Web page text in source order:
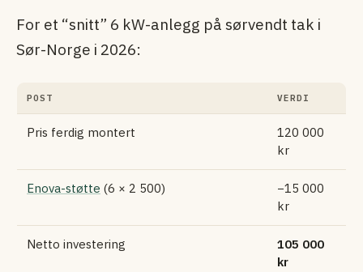
For et “snitt” 6 kW-anlegg på sørvendt tak i
Sør-Norge i 2026:
POST VERDI
Pris ferdig montert
120 000
kr
Enova-støtte (6 × 2 500)
−15 000
kr
Netto investering
105 000
kr